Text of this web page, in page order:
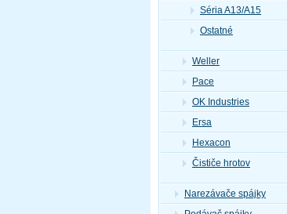
Séria A13/A15
Ostatné
Weller
Pace
OK Industries
Ersa
Hexacon
Čističe hrotov
Narezávače spájky